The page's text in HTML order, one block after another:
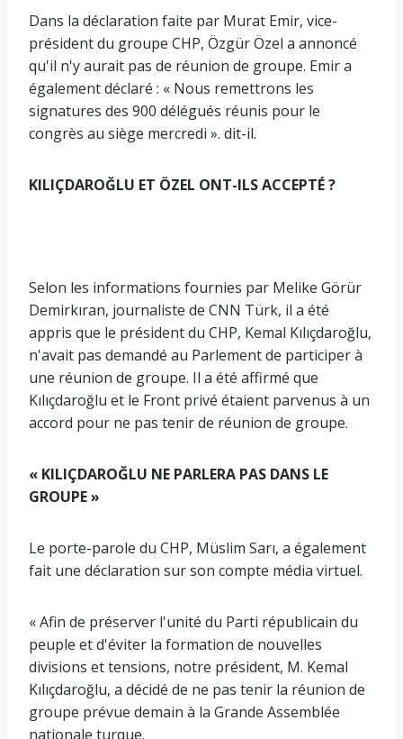
Dans la déclaration faite par Murat Emir, vice-
président du groupe CHP, Özgür Özel a annoncé
qu'il n'y aurait pas de réunion de groupe. Emir a
également déclaré : « Nous remettrons les
signatures des 900 délégués réunis pour le
congrès au siège mercredi ». dit-il.
KILIÇDAROĞLU ET ÖZEL ONT-ILS ACCEPTÉ ?
Selon les informations fournies par Melike Görür
Demirkıran, journaliste de CNN Türk, il a été
appris que le président du CHP, Kemal Kılıçdaroğlu,
n'avait pas demandé au Parlement de participer à
une réunion de groupe. Il a été affirmé que
Kılıçdaroğlu et le Front privé étaient parvenus à un
accord pour ne pas tenir de réunion de groupe.
« KILIÇDAROĞLU NE PARLERA PAS DANS LE
GROUPE »
Le porte-parole du CHP, Müslim Sarı, a également
fait une déclaration sur son compte média virtuel.
« Afin de préserver l'unité du Parti républicain du
peuple et d'éviter la formation de nouvelles
divisions et tensions, notre président, M. Kemal
Kılıçdaroğlu, a décidé de ne pas tenir la réunion de
groupe prévue demain à la Grande Assemblée
nationale turque.